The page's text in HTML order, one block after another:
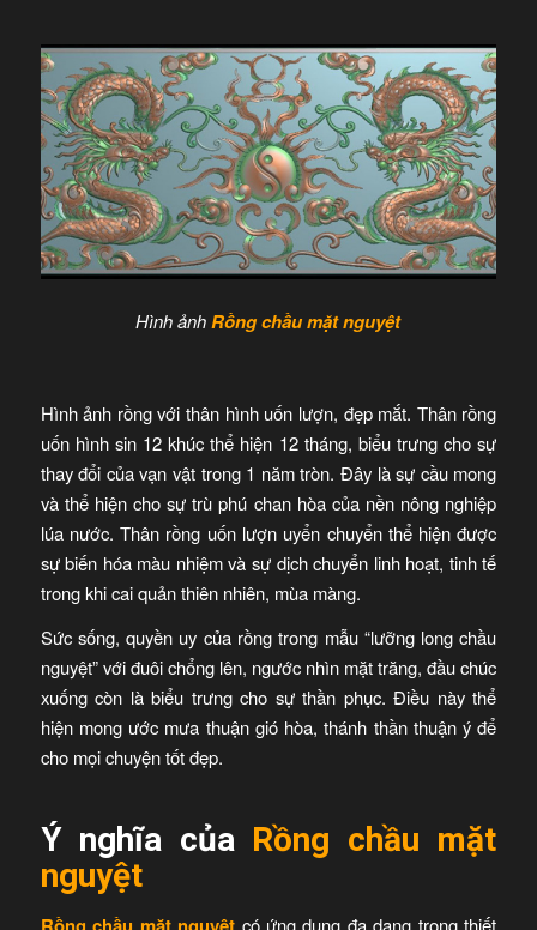
Hình ảnhRồng chầu mặt nguyệt
Hình ảnh rồng với thân hình uốn lượn, đẹp mắt. Thân rồng
uốn hình sin 12 khúc thể hiện 12 tháng, biểu trưng cho sự
thay đổi của vạn vật trong 1 năm tròn. Đây là sự cầu mong
và thể hiện cho sự trù phú chan hòa của nền nông nghiệp
lúa nước. Thân rồng uốn lượn uyển chuyển thể hiện được
sự biến hóa màu nhiệm và sự dịch chuyển linh hoạt, tinh tế
trong khi cai quản thiên nhiên, mùa màng.
Sức sống, quyền uy của rồng trong mẫu “lưỡng long chầu
nguyệt” với đuôi chổng lên, ngước nhìn mặt trăng, đầu chúc
xuống còn là biểu trưng cho sự thần phục. Điều này thể
hiện mong ước mưa thuận gió hòa, thánh thần thuận ý để
cho mọi chuyện tốt đẹp.
Ý nghĩa của Rồng chầu mặt
nguyệt
có ứng dụng đa dạng trong thiết